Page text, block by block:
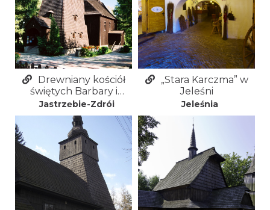
Drewniany kościół
świętych Barbary i
Józefa w Jastrzębiu-
Zdroju
Jastrzębie-Zdrój
„Stara Karczma” w
Jeleśni
Jeleśnia